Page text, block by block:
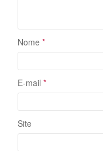
Nome *
E-mail *
Site